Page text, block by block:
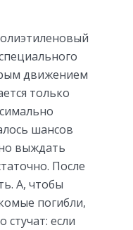
движением
только
шансов
выждать
После
А, чтобы
погибли,
стучат: если